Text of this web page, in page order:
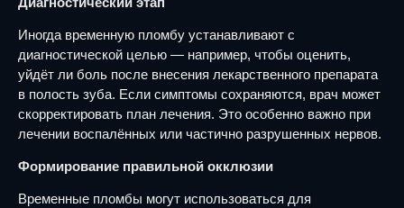
Иногда временную пломбу устанавливают с
диагностической целью — например, чтобы оценить,
уйдёт ли боль после внесения лекарственного препарата
в полость зуба. Если симптомы сохраняются, врач может
скорректировать план лечения. Это особенно важно при
лечении воспалённых или частично разрушенных нервов.
Формирование правильной окклюзии
Временные пломбы могут использоваться для